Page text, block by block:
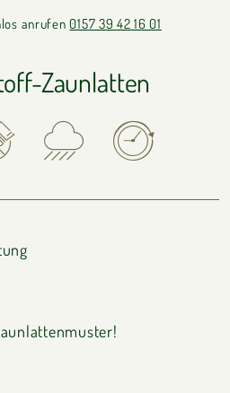
anrufen0157 39 42 16 01
Zaunlatten